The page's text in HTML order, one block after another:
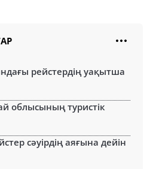
рейстердің уақытша
облысының туристік
сәуірдің аяғына дейін